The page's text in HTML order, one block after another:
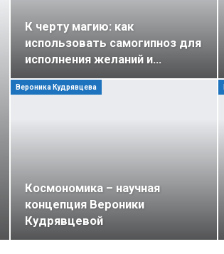
К черту магию: как
использовать самогипноз для
исполнения желаний и…
Вероника Кудрявцева
Космономика – научная
концепция Вероники
Кудрявцевой